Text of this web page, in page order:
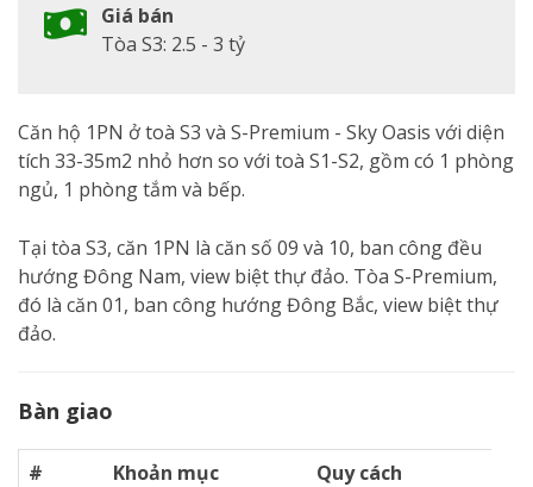
Giá bán
Tòa S3: 2.5 - 3 tỷ
Căn hộ 1PN ở toà S3 và S-Premium - Sky Oasis với diện
tích 33-35m2 nhỏ hơn so với toà S1-S2, gồm có 1 phòng
ngủ, 1 phòng tắm và bếp.
Tại tòa S3, căn 1PN là căn số 09 và 10, ban công đều
hướng Đông Nam, view biệt thự đảo. Tòa S-Premium,
đó là căn 01, ban công hướng Đông Bắc, view biệt thự
đảo.
Bàn giao
# Khoản mục
Quy cách